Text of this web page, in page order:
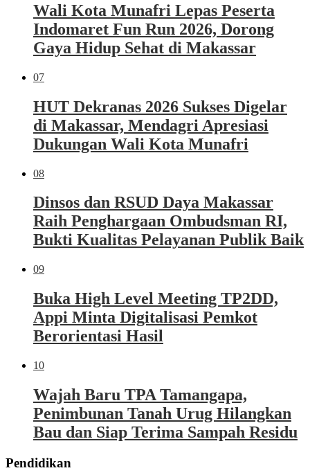
Wali Kota Munafri Lepas Peserta
Indomaret Fun Run 2026, Dorong
Gaya Hidup Sehat di Makassar
07
HUT Dekranas 2026 Sukses Digelar
di Makassar, Mendagri Apresiasi
Dukungan Wali Kota Munafri
08
Dinsos dan RSUD Daya Makassar
Raih Penghargaan Ombudsman RI,
Bukti Kualitas Pelayanan Publik Baik
09
Buka High Level Meeting TP2DD,
Appi Minta Digitalisasi Pemkot
Berorientasi Hasil
10
Wajah Baru TPA Tamangapa,
Penimbunan Tanah Urug Hilangkan
Bau dan Siap Terima Sampah Residu
Pendidikan